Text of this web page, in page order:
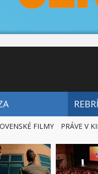
FILMY PRÁVE V